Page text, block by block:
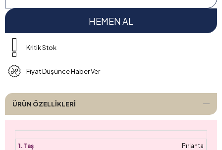
Kritik Stok
Fiyat Düşünce Haber Ver
ÜRÜN ÖZELLIKLERI
Pırlanta